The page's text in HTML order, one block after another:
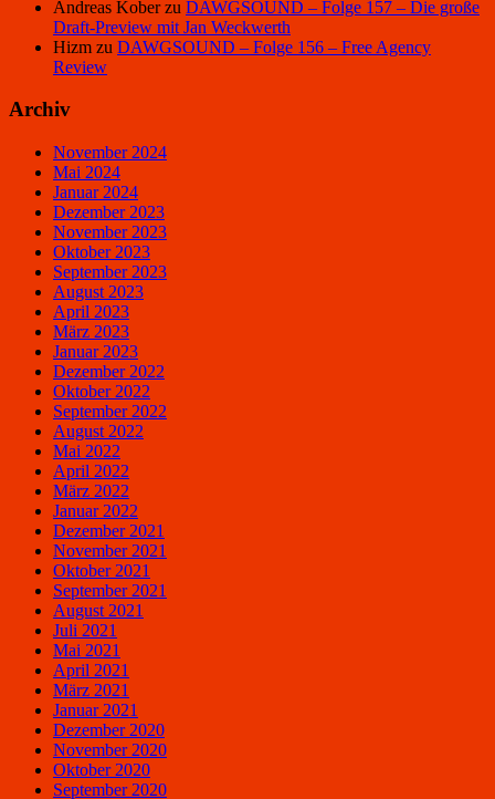
Andreas Koberzu DAWGSOUND – Folge 157 – Die große
Draft-Preview mit Jan Weckwerth
Hizm zu DAWGSOUND – Folge 156 – Free Agency
Review
Archiv
November 2024
Mai 2024
Januar 2024
Dezember 2023
November 2023
Oktober 2023
September 2023
August 2023
April 2023
März 2023
Januar 2023
Dezember 2022
Oktober 2022
September 2022
August 2022
Mai 2022
April 2022
März 2022
Januar 2022
Dezember 2021
November 2021
Oktober 2021
September 2021
August 2021
Juli 2021
Mai 2021
April 2021
März 2021
Januar 2021
Dezember 2020
November 2020
Oktober 2020
September 2020